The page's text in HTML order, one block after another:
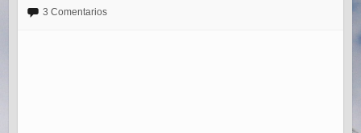
3 Comentarios